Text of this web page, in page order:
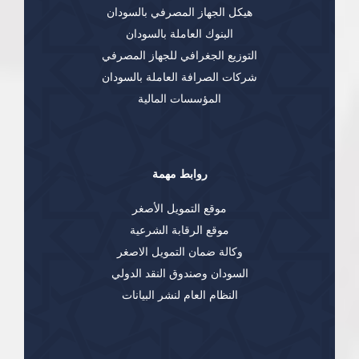
هيكل الجهاز المصرفي بالسودان
البنوك العاملة بالسودان
التوزيع الجغرافي للجهاز المصرفي
شركات الصرافة العاملة بالسودان
المؤسسات المالية
روابط مهمة
موقع التمويل الأصغر
موقع الرقابة الشرعية
وكالة ضمان التمويل الاصغر
السودان وصندوق النقد الدولي
النظام العام لنشر البيانات